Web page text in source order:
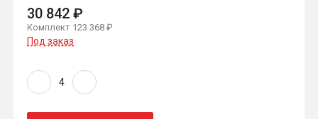
30 842 ₽
Комплект 123 368 ₽
Под заказ